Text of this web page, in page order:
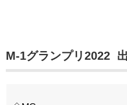
M-1グランプリ2022